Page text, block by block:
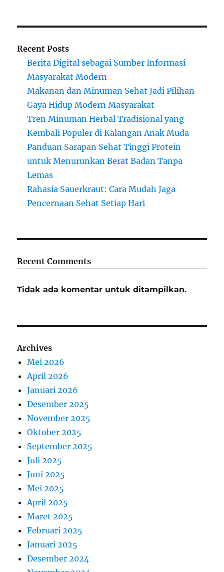
Recent Posts
Berita Digital sebagai Sumber Informasi
Masyarakat Modern
Makanan dan Minuman Sehat Jadi Pilihan
Gaya Hidup Modern Masyarakat
Tren Minuman Herbal Tradisional yang
Kembali Populer di Kalangan Anak Muda
Panduan Sarapan Sehat Tinggi Protein
untuk Menurunkan Berat Badan Tanpa
Lemas
Rahasia Sauerkraut: Cara Mudah Jaga
Pencernaan Sehat Setiap Hari
Recent Comments
Tidak ada komentar untuk ditampilkan.
Archives
Mei 2026
April 2026
Januari 2026
Desember 2025
November 2025
Oktober 2025
September 2025
Juli 2025
Juni 2025
Mei 2025
April 2025
Maret 2025
Februari 2025
Januari 2025
Desember 2024